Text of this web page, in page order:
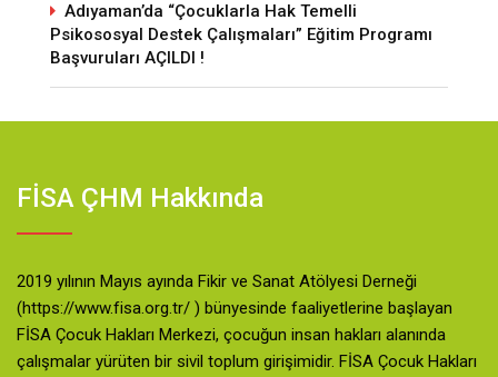
Adıyaman’da “Çocuklarla Hak Temelli
Psikososyal Destek Çalışmaları” Eğitim Programı
Başvuruları AÇILDI !
FİSA ÇHM Hakkında
2019 yılının Mayıs ayında Fikir ve Sanat Atölyesi Derneği
(https://www.fisa.org.tr/ ) bünyesinde faaliyetlerine başlayan
FİSA Çocuk Hakları Merkezi, çocuğun insan hakları alanında
çalışmalar yürüten bir sivil toplum girişimidir. FİSA Çocuk Hakları